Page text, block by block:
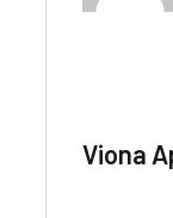
ABOUT
Viona